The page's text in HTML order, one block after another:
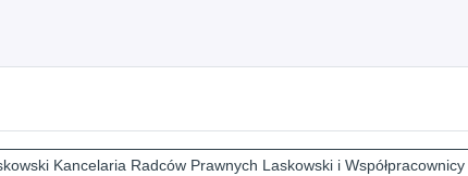
Kancelaria Radców Prawnych Laskowski i Współpracownicy